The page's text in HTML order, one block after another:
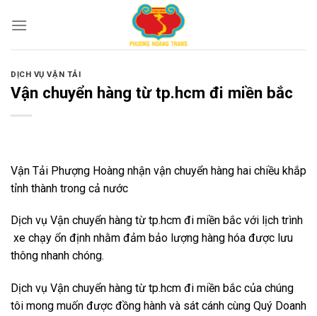
DỊCH VỤ VẬN TẢI
Vận chuyển hàng từ tp.hcm đi miền bắc
Vận Tải Phượng Hoàng nhận vận chuyển hàng hai chiều khắp
tỉnh thành trong cả nước
Dịch vụ Vận chuyển hàng từ tp.hcm đi miền bắc với lịch trình
xe chạy ổn định nhằm đảm bảo lượng hàng hóa được lưu
thông nhanh chóng.
Dịch vụ Vận chuyển hàng từ tp.hcm đi miền bắc của chúng
tôi mong muốn được đồng hành và sát cánh cùng Quý Doanh